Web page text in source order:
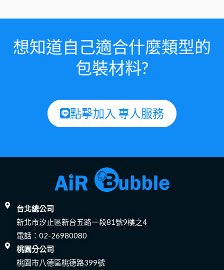
想知道自己適合什麼類型的
包裝材料?
點擊加入 專人服務
台北總公司
新北市汐止區新台五路一段81號9樓之4
電話： 02-26980080
桃園分公司
桃園市八德區桃德路399號